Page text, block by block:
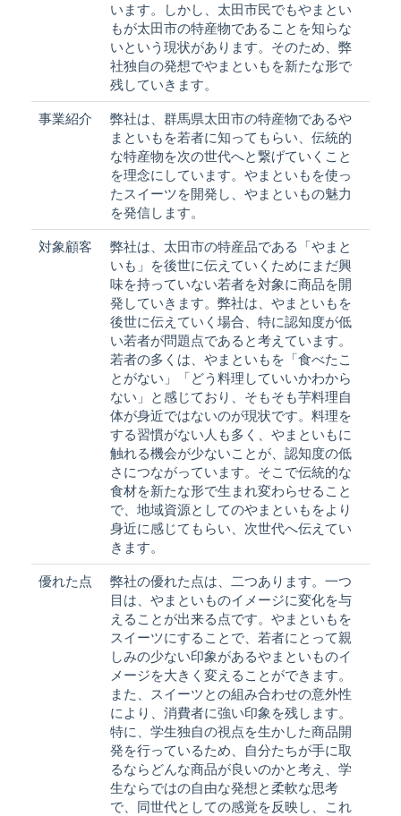
います。しかし、太田市民でもやまとい
もが太田市の特産物であることを知らな
いという現状があります。そのため、弊
社独自の発想でやまといもを新たな形で
残していきます。
事業紹介
弊社は、群馬県太田市の特産物であるや
まといもを若者に知ってもらい、伝統的
な特産物を次の世代へと繋げていくこと
を理念にしています。やまといもを使っ
たスイーツを開発し、やまといもの魅力
を発信します。
対象顧客
弊社は、太田市の特産品である「やまと
いも」を後世に伝えていくためにまだ興
味を持っていない若者を対象に商品を開
発していきます。弊社は、やまといもを
後世に伝えていく場合、特に認知度が低
い若者が問題点であると考えています。
若者の多くは、やまといもを「食べたこ
とがない」「どう料理していいかわから
ない」と感じており、そもそも芋料理自
体が身近ではないのが現状です。料理を
する習慣がない人も多く、やまといもに
触れる機会が少ないことが、認知度の低
さにつながっています。そこで伝統的な
食材を新たな形で生まれ変わらせること
で、地域資源としてのやまといもをより
身近に感じてもらい、次世代へ伝えてい
きます。
優れた点
弊社の優れた点は、二つあります。一つ
目は、やまといものイメージに変化を与
えることが出来る点です。やまといもを
スイーツにすることで、若者にとって親
しみの少ない印象があるやまといものイ
メージを大きく変えることができます。
また、スイーツとの組み合わせの意外性
により、消費者に強い印象を残します。
特に、学生独自の視点を生かした商品開
発を行っているため、自分たちが手に取
るならどんな商品が良いのかと考え、学
生ならではの自由な発想と柔軟な思考
で、同世代としての感覚を反映し、これ